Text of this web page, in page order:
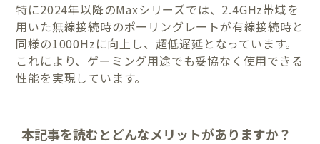
特に2024年以降のMaxシリーズでは、2.4GHz帯域を
用いた無線接続時のポーリングレートが有線接続時と
同様の1000Hzに向上し、超低遅延となっています。
これにより、ゲーミング用途でも妥協なく使用できる
性能を実現しています。
本記事を読むとどんなメリットがありますか？